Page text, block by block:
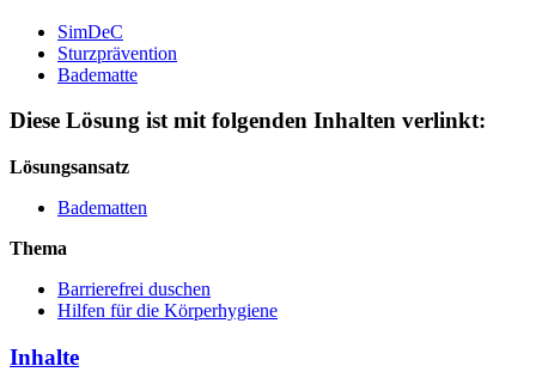
SimDeC
Sturzprävention
Badematte
Diese Lösung ist mit folgenden Inhalten verlinkt:
Lösungsansatz
Badematten
Thema
Barrierefrei duschen
Hilfen für die Körperhygiene
Inhalte